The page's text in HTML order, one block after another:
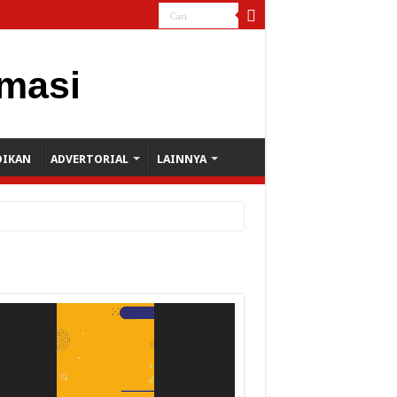
ADVERTORIAL LAINNYA